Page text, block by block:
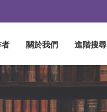
關於我們 進階搜尋